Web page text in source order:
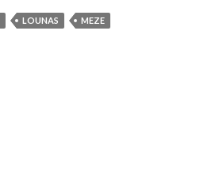
LOUNAS MEZE